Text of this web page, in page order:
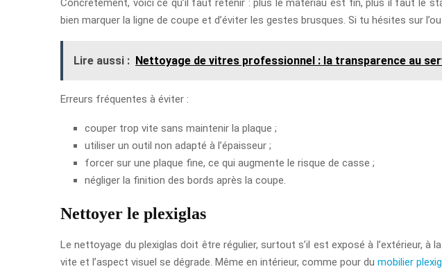
bien marquer la ligne de coupe et d’éviter les gestes brusques. Si tu hésites sur
Lire aussi : Nettoyage de vitres professionnel : la transparence au
Erreurs fréquentes à éviter :
couper trop vite sans maintenir la plaque ;
utiliser un outil non adapté à l’épaisseur ;
forcer sur une plaque fine, ce qui augmente le risque de casse ;
négliger la finition des bords après la coupe.
Nettoyer le plexiglas
Le nettoyage du plexiglas doit être régulier, surtout s’il est exposé à l’extérieur,
vite et l’aspect visuel se dégrade. Même en intérieur, comme pour du mobilier